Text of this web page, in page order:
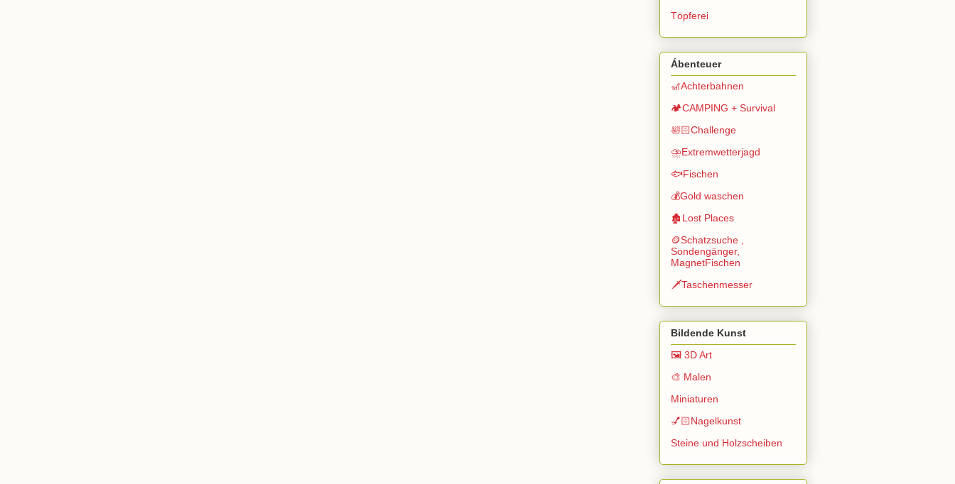
Töpferei
Ábenteuer
🎢Achterbahnen
🏕️CAMPING + Survival
🛀🏻Challenge
⛈️Extremwetterjagd
🐟Fischen
💰Gold waschen
🏚️Lost Places
🪙Schatzsuche ,
Sondengänger,
MagnetFischen
🗡️Taschenmesser
Bildende Kunst
🖼️ 3D Art
🎨 Malen
Miniaturen
💅🏻Nagelkunst
Steine und Holzscheiben